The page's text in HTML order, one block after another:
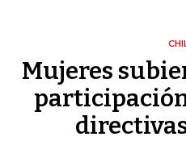
Mujeres